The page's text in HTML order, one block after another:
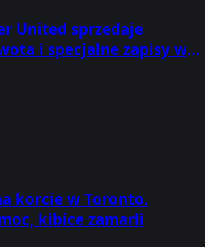
United sprzedaje
i specjalne zapisy w
korcie w Toronto.
kibice zamarli